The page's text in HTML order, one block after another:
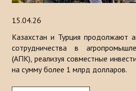
15.04.26
Казахстан и Турция продолжают
сотрудничества в
(АПК), реализуя совместные
на сумму более 1 млрд долларов.